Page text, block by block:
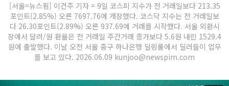
[서울=뉴스핌] 이건주 기자 = 9일 코스피 지수가 전 거래일보다 213.35
포인트(2.85%) 오른 7697.76에 개장했다. 코스닥 지수는 전 거래일보
다 26.30포인트(2.89%) 오른 937.69에 거래를 시작했다. 서울 외환시
장에서 달러/원 환율은 전 거래일 주간거래 종가보다 5.6원 내린 1529.4
원에 출발했다. 이날 오전 서울 중구 하나은행 딜링룸에서 딜러들이 업무
를 보고 있다. 2026.06.09 kunjoo@newspim.com